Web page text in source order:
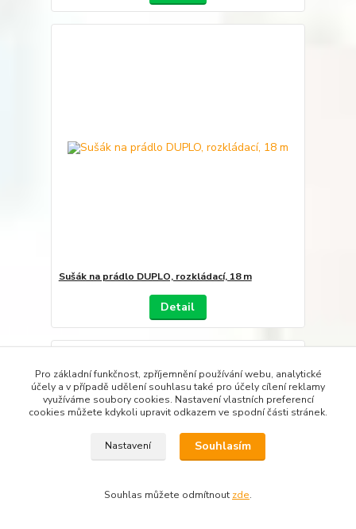
Sušák na prádlo DUPLO, rozkládací, 18 m
Detail
Pro základní funkčnost, zpříjemnění používání webu, analytické
účely a v případě udělení souhlasu také pro účely cílení reklamy
využíváme soubory cookies. Nastavení vlastních preferencí
cookies můžete kdykoli upravit odkazem ve spodní části stránek.
Nastavení Souhlasím
Souhlas můžete odmítnout zde.